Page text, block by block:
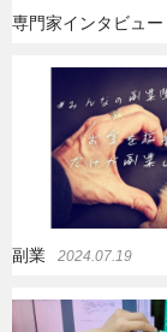
グルメ
暮らし
専門家インタビュー
副業 2024.07.19